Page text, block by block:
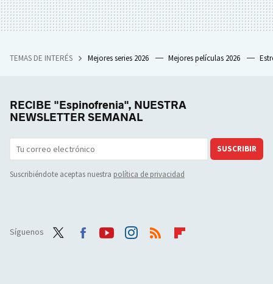
TEMAS DE INTERÉS Mejores series 2026 Mejores películas 2026
RECIBE "Espinofrenia", NUESTRA
NEWSLETTER SEMANAL
SUSCRIBIR
Suscribiéndote aceptas nuestra política de privacidad
Síguenos